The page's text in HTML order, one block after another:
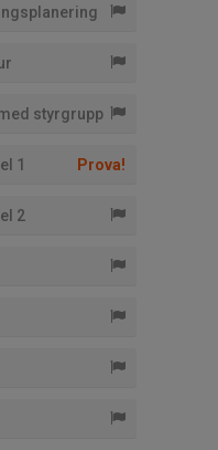
styrgrupp
1 Prova!
2